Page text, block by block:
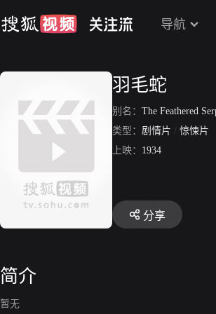
导航
羽毛蛇
别名： The Feathered
类型： 剧情片 / 惊悚片
上映： 1934
分享
简介
暂无